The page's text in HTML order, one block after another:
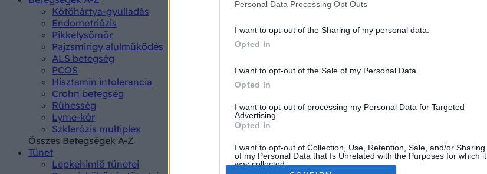
Personal Data Processing Opt Outs
I want to opt-out of the Sharing of my personal data.
Opted In
I want to opt-out of the Sale of my Personal Data.
Opted In
I want to opt-out of processing my Personal Data for Targeted
Advertising.
Opted In
I want to opt-out of Collection, Use, Retention, Sale, and/or Sharing
of my Personal Data that Is Unrelated with the Purposes for which it
was collected.
Kötőhártya-gyulladás
Endometriózis
Pikkelysömör
Pajzsmirigy alulműködés
ALS betegség
PCOS
Hisztamin intolerancia
Crohn betegség
Rühesség
Lyme-kór
Szklerózis multiplex
Összes Betegségek A-Z
Tünet
Lepkehimlő tünetei